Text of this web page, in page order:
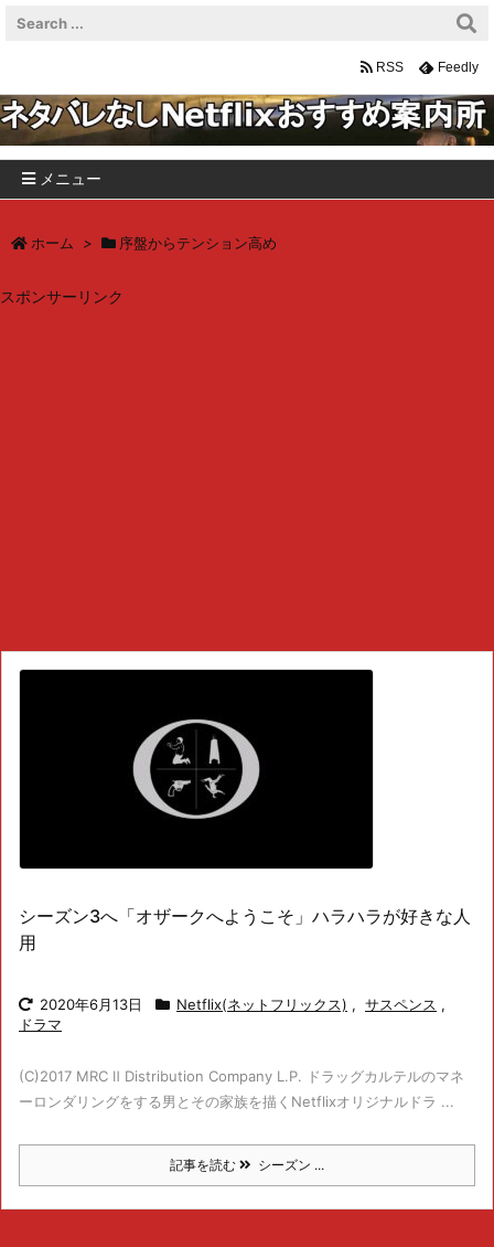
メニュー
RSS Feedly
ホーム > 序盤からテンション高め
スポンサーリンク
シーズン3へ「オザークへようこそ」ハラハラが好きな人
用
2020年6月13日 Netflix(ネットフリックス) , サスペンス ,
ドラマ
(C)2017 MRC Ⅱ Distribution Company L.P. ドラッグカルテルのマネ
ーロンダリングをする男とその家族を描くNetflixオリジナルドラ ...
記事を読む シーズン ...